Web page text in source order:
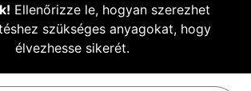
Ellenőrizze le, hogyan szerezhet
szükséges anyagokat, hogy
élvezhesse sikerét.